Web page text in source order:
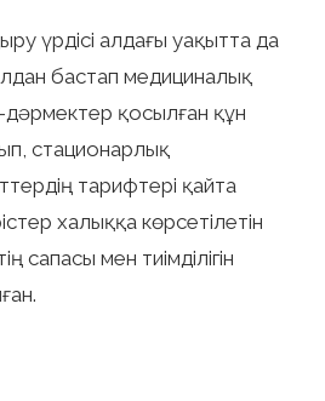
үрдісі алдағы уақытта да
бастап медициналық
қосылған құн
стационарлық
тарифтері қайта
халыққа көрсетілетін
сапасы мен тиімділігін